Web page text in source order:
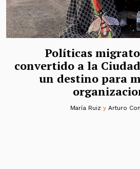
Políticas
convertido a la
un destino para
María Ruiz y Arturo